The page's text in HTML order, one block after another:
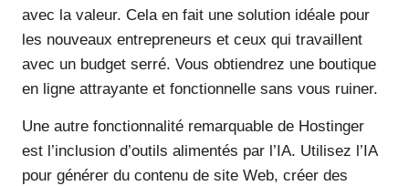
avec la valeur. Cela en fait une solution idéale pour
les nouveaux entrepreneurs et ceux qui travaillent
avec un budget serré. Vous obtiendrez une boutique
en ligne attrayante et fonctionnelle sans vous ruiner.
Une autre fonctionnalité remarquable de Hostinger
est l’inclusion d’outils alimentés par l’IA. Utilisez l’IA
pour générer du contenu de site Web, créer des